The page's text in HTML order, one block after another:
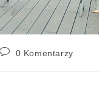
0 Komentarzy